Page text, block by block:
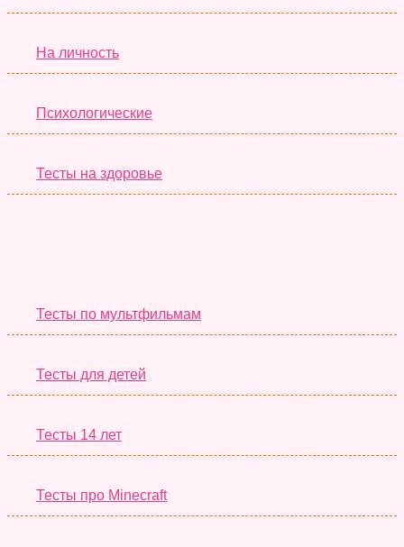
На личность
Психологические
Тесты на здоровье
Тесты по мультфильмам
Тесты для детей
Тесты 14 лет
Тесты про Minecraft